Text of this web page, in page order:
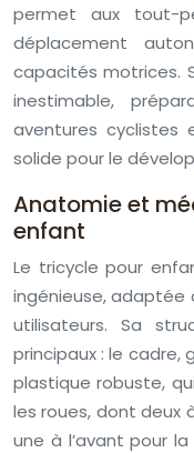
permet aux tout-
déplacement
capacités motrices.
inestimable,
aventures
solide pour le
Anatomie et
enfant
Le tricycle pour
ingénieuse, adaptée
utilisateurs. Sa
principaux : le
plastique robuste,
les roues, dont deux
une à l’avant pour